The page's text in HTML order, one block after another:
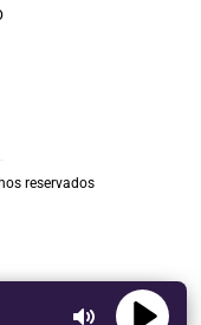
reservados